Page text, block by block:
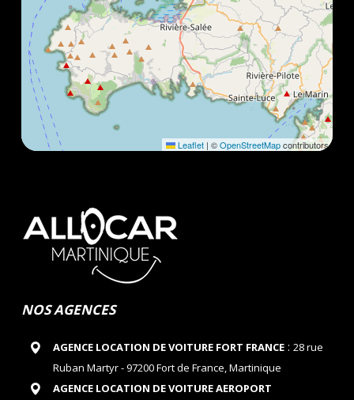
Leaflet | ©OpenStreetMapcontributors
NOS AGENCES
AGENCE LOCATION DE VOITURE FORT FRANCE: 28 rue
Ruban Martyr - 97200 Fort de France, Martinique
AGENCE LOCATION DE VOITURE AEROPORT